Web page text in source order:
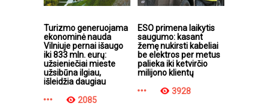
Turizmo generuojama
ekonominė nauda
Vilniuje pernai išaugo
iki 833 mln. eurų:
užsieniečiai mieste
užsibūna ilgiau,
išleidžia daugiau
2085
ESO primena laikytis
saugumo: kasant
žemę nukirsti kabeliai
be elektros per metus
palieka iki ketvirčio
milijono klientų
3928